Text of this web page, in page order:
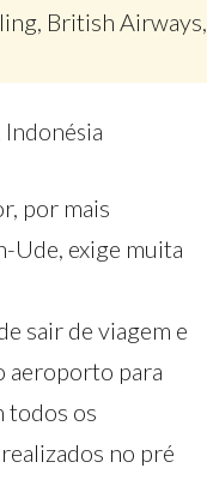
British Airways,
Indonésia
por mais
Ude, exige muita
sair de viagem e
aeroporto para
todos os
no pré